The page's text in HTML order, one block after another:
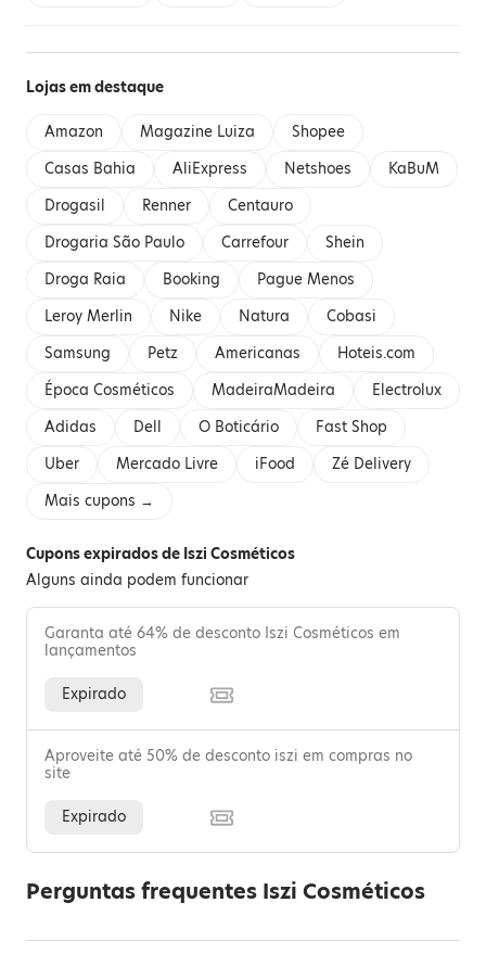
Lojas em destaque
Amazon Magazine Luiza
Shopee
Casas Bahia
AliExpress Netshoes
KaBuM
Drogasil
Renner
Centauro
Drogaria São Paulo
Carrefour
Shein
Droga Raia
Booking
Pague Menos
Leroy Merlin
Nike Natura
Cobasi
Samsung
Petz Americanas
Hoteis.com
Época Cosméticos
MadeiraMadeira
Electrolux
Adidas
Dell O Boticário
Fast Shop
Uber
Mercado Livre iFood
Zé Delivery
Mais cupons →
Cupons expirados de Iszi Cosméticos
Alguns ainda podem funcionar
Garanta até 64% de desconto Iszi Cosméticos em
lançamentos
Expirado
Aproveite até 50% de desconto iszi em compras no
site
Expirado
Perguntas frequentes Iszi Cosméticos